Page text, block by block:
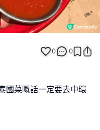
0 0
國菜嘅話一定要去中環